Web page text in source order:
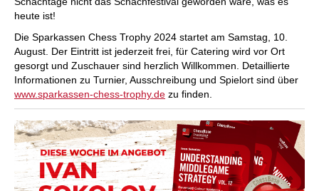
heute ist!
Die Sparkassen Chess Trophy 2024 startet am Samstag, 10.
August. Der Eintritt ist jederzeit frei, für Catering wird vor Ort
gesorgt und Zuschauer sind herzlich Willkommen. Detaillierte
Informationen zu Turnier, Ausschreibung und Spielort sind über
www.sparkassen-chess-trophy.de zu finden.